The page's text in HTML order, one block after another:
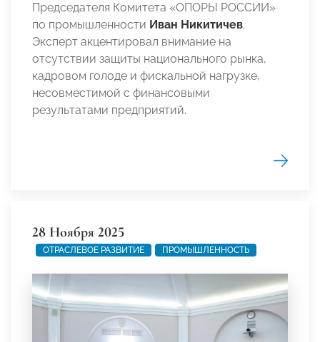
Председателя Комитета «ОПОРЫ РОССИИ»
по промышленности Иван Никитичев.
Эксперт акцентировал внимание на
отсутствии защиты национального рынка,
кадровом голоде и фискальной нагрузке,
несовместимой с финансовыми
результатами предприятий.
28 Ноября 2025
ОТРАСЛЕВОЕ РАЗВИТИЕ ПРОМЫШЛЕННОСТЬ